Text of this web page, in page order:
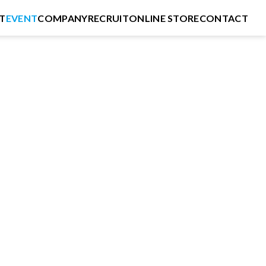
EVENTCOMPANYRECRUITONLINE STORECONTACT